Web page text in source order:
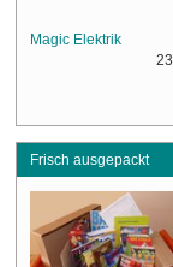
Magic Elektrik
Frisch ausgepackt